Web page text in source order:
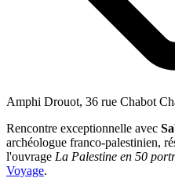
Amphi Drouot, 36 rue Chabot
Rencontre exceptionnelle avec
archéologue franco-palestinien,
l'ouvrage La Palestine en 50
Voyage.